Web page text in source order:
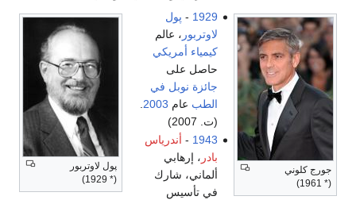
پول لاوتربور
(* 1929)
جورج كلوني
(* 1961)
1929
- پول
لاوتربور ، عالم
كيمياء أمريكي
حاصل على
جائزة نوبل في
الطب عام 2003
(ت. 2007)
1943
- أندرياس
بادر ، إرهابي
ألماني، شارك
في تأسيس